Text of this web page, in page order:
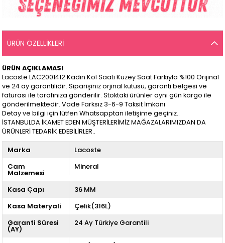
ÜRÜN ÖZELLIKLERI
ÜRÜN AÇIKLAMASI
Lacoste LAC2001412 Kadın Kol Saati Kuzey Saat Farkıyla %100 Orijinal
ve 24 ay garantilidir. Siparişiniz orjinal kutusu, garanti belgesi ve
faturası ile tarafınıza gönderilir. Stoktaki ürünler aynı gün kargo ile
gönderilmektedir. Vade Farksız 3-6-9 Taksit İmkanı
Detay ve bilgi için lütfen Whatsapptan iletişime geçiniz..
İSTANBULDA İKAMET EDEN MÜŞTERİLERİMİZ MAĞAZALARIMIZDAN DA
ÜRÜNLERİ TEDARİK EDEBİLİRLER..
Marka
Lacoste
Cam
Malzemesi
Mineral
Kasa Çapı
36 MM
Kasa Materyali
Çelik(316L)
Garanti Süresi
(AY)
24 Ay Türkiye Garantili